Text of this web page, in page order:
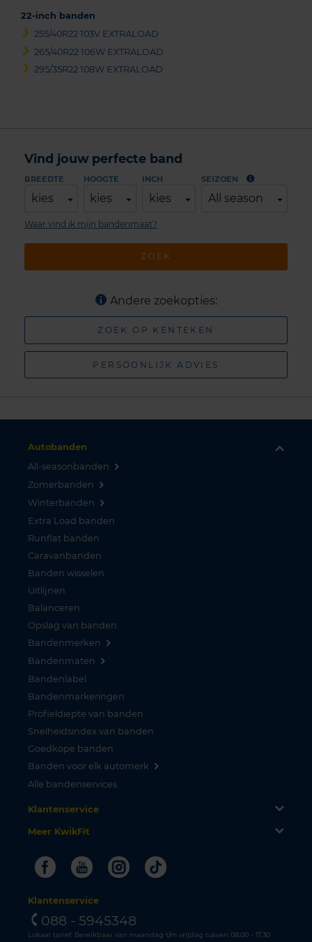
22-inch banden
255/40R22 103V EXTRALOAD
265/40R22 106W EXTRALOAD
295/35R22 108W EXTRALOAD
Vind jouw perfecte band
BREEDTE
kies
HOOGTE
kies
INCH
kies
SEIZOEN
All season
ZOEK
Waar vind ik mijn bandenmaat?
Andere zoekopties:
ZOEK OP KENTEKEN
PERSOONLIJK ADVIES
Autobanden
All-seasonbanden
Zomerbanden
Winterbanden
Extra Load banden
Runflat banden
Caravanbanden
Banden wisselen
Uitlijnen
Balanceren
Opslag van banden
Bandenmerken
Bandenmaten
Bandenlabel
Bandenmarkeringen
Profieldiepte van banden
Snelheidsindex van banden
Goedkope banden
Banden voor elk automerk
Alle bandenservices
Klantenservice
Meer KwikFit
FacebookYoutubeInstagram
Tiktok
Klantenservice
088 - 5945348
Lokaal tarief. Bereikbaar van maandag t/m vrijdag tussen 08.00 - 17.30